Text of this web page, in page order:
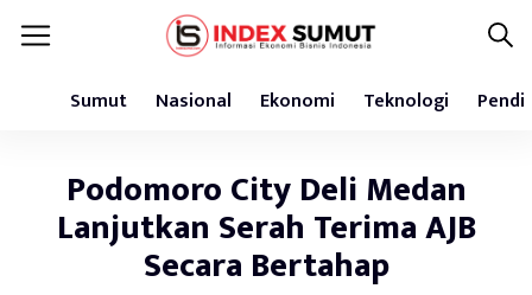
Sumut Nasional Ekonomi Teknologi
Podomoro City Deli Medan
Lanjutkan Serah Terima AJB
Secara Bertahap